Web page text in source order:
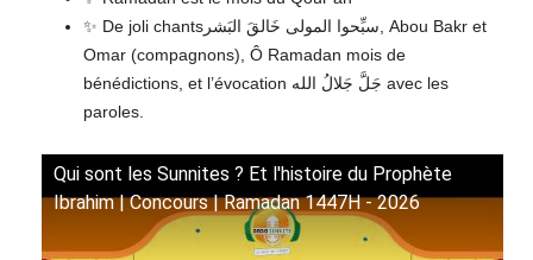
✨ De joli chantsسبِّحوا المولى خَالقَ البَشر, Abou Bakr et
Omar (compagnons), Ô Ramadan mois de
bénédictions, et l’évocation جَلَّ جَلالُ الله avec les
paroles.
Qui sont les Sunnites ? Et l'histoire du Prophète
Ibrahim | Concours | Ramadan 1447H - 2026